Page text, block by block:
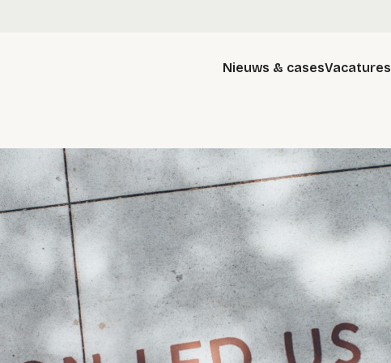
Nieuws & casesVacatures